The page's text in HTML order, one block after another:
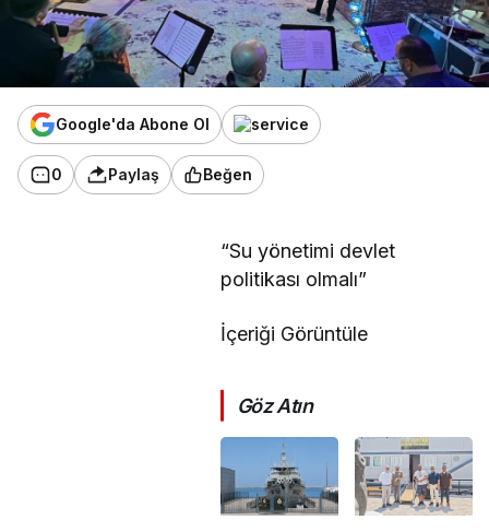
Google'da Abone Ol
0 Paylaş Beğen
“Su yönetimi devlet
politikası olmalı”
İçeriği Görüntüle
Göz Atın